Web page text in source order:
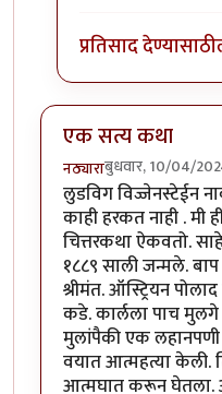
प्रतिसाद देण्यासाठी
एक सत्य कथा
नठ्याराबुधवार, 10/04/
लुडविग विज्जेनस्टेईन
काही हरकत नाही . मी
चित्तरकथा ऐकवतो.
१८८९ साली जन्मले. बाप
श्रीमंत. ऑस्ट्रियन
कडे. कार्लला पाच
मुलांपैकी एक
वयात आत्महत्या केली.
आत्मघात करून घेतला.